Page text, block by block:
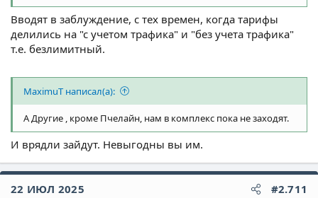
Вводят в заблуждение, с тех времен, когда тарифы
делились на "с учетом трафика" и "без учета трафика"
т.е. безлимитный.
MaximuT написал(а):
А Другие , кроме Пчелайн, нам в комплекс пока не заходят.
И врядли зайдут. Невыгодны вы им.
22 ИЮЛ 2025 #2.711